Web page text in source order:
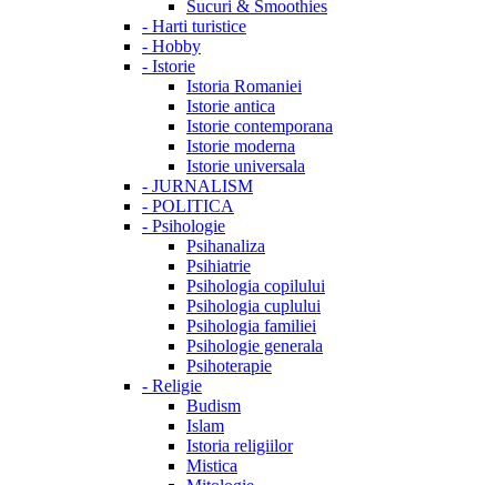
Sucuri & Smoothies
- Harti turistice
- Hobby
- Istorie
Istoria Romaniei
Istorie antica
Istorie contemporana
Istorie moderna
Istorie universala
- JURNALISM
- POLITICA
- Psihologie
Psihanaliza
Psihiatrie
Psihologia copilului
Psihologia cuplului
Psihologia familiei
Psihologie generala
Psihoterapie
- Religie
Budism
Islam
Istoria religiilor
Mistica